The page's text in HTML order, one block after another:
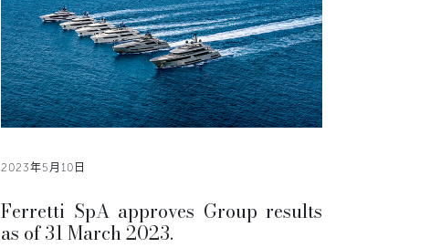
2023年5月10日
Ferretti SpA approves Group results
as of 31 March 2023.